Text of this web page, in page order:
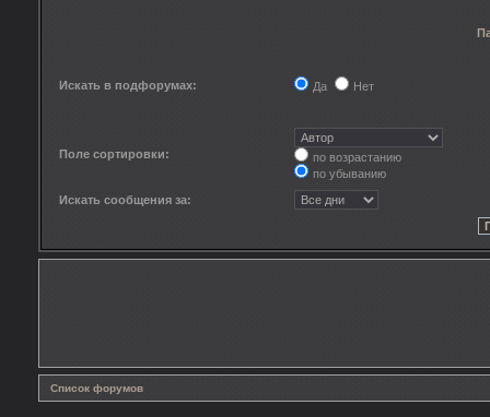
Искать в подфорумах: Да Нет
Поле сортировки:
по возрастанию
по убыванию
Искать сообщения за:
Список форумов